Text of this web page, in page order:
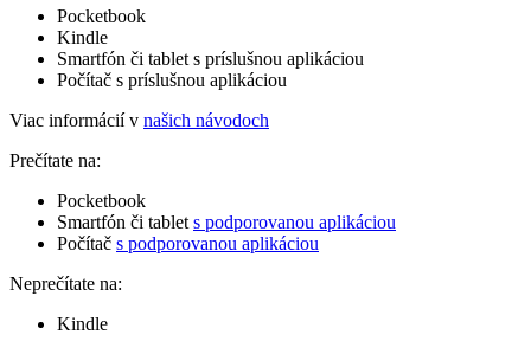
Pocketbook
Kindle
Smartfón či tablet s príslušnou aplikáciou
Počítač s príslušnou aplikáciou
Viac informácií v našich návodoch
Prečítate na:
Pocketbook
Smartfón či tablet s podporovanou aplikáciou
Počítač s podporovanou aplikáciou
Neprečítate na:
Kindle